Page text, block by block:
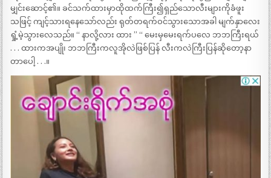
မျှင်းဆောင့်၏။ ခင်သက်ထားမှာထိုထက်ကြီး၍ရှည်သောလီးများကိုခံဖူး
သဖြင့် ကျင့်သားရနေသော်လည်း ရုတ်တရက်ဝင်သွားသောအခါ မျက်နှာလေး
ရှုံ့မဲ့သွားလေသည်။ ‘‘ နာလို့လား ထား ’’ ‘‘ မေးမှမေးရက်ပလေ ဘဘကြီးရယ်
. . . ထားကအပျို၊ ဘဘကြီးကလူအိုလဲဖြစ်ပြန် လီးကလဲကြီးပြန်ဆိုတော့နာ
တာပေါ့ . . .။